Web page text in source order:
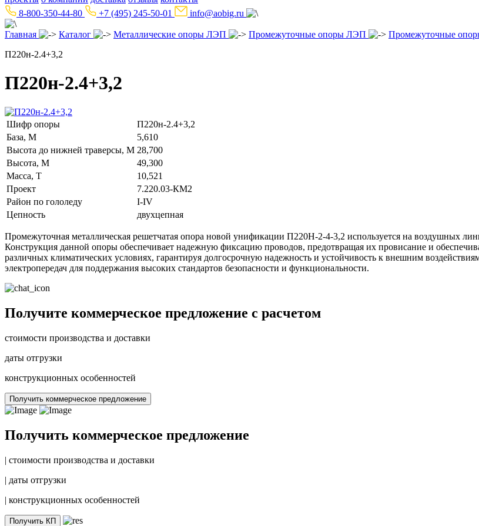
8-800-350-44-80
+7 (495) 245-50-01 info@aobig.ru
Главная Каталог Металлические опоры ЛЭП Промежуточные опоры ЛЭП
Промежуточные
П220н-2.4+3,2
П220н-2.4+3,2
Шифр опоры
П220н-2.4+3,2
База, М
5,610
Высота до нижней траверсы, М 28,700
Высота, М
49,300
Масса, Т
10,521
Проект
7.220.03-КМ2
Район по гололеду
I-IV
Цепность
двухцепная
Промежуточная металлическая решетчатая опора новой унификации П220Н-2-4-3,2 используется на воздушных
Конструкция данной опоры обеспечивает надежную фиксацию проводов, предотвращая их провисание и
различных климатических условиях, гарантируя долгосрочную надежность и устойчивость к внешним
электропередач для поддержания высоких стандартов безопасности и функциональности.
Получите коммерческое предложение с расчетом
стоимости производства и доставки
даты отгрузки
конструкционных особенностей
Получить коммерческое предложение
Получить коммерческое предложение
| стоимости производства и доставки
| даты отгрузки
| конструкционных особенностей
Получить КП